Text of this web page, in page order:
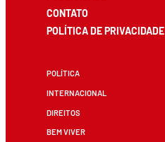
CONTATO
POLÍTICA DE PRIVACIDADE
POLÍTICA
INTERNACIONAL
DIREITOS
BEM VIVER